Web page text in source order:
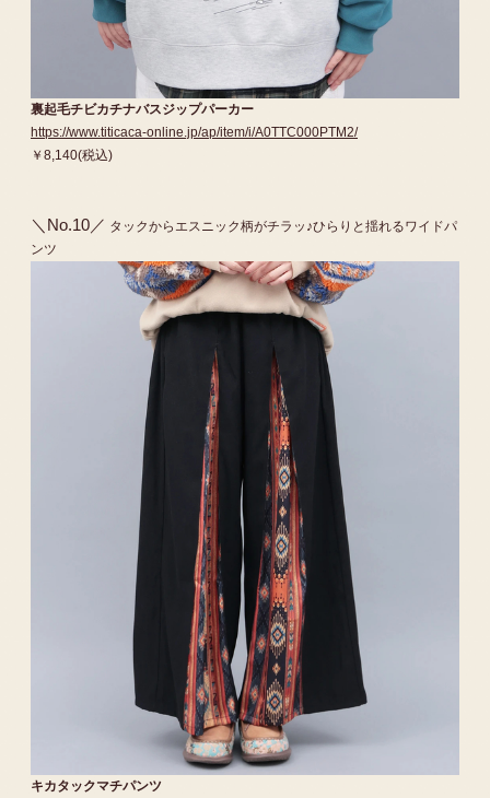
裏起毛チビカチナバスジップパーカー
https://www.titicaca-online.jp/ap/item/i/A0TTC000PTM2/
￥8,140(税込)
＼No.10／ タックからエスニック柄がチラッ♪ひらりと揺れるワイドパ
ンツ
キカタックマチパンツ